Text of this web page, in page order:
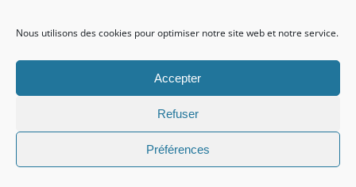
Nous utilisons des cookies pour optimiser notre site web et notre service.
Accepter
Refuser
Préférences